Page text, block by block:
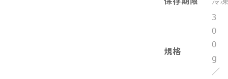
規格
3
0
0
g
／